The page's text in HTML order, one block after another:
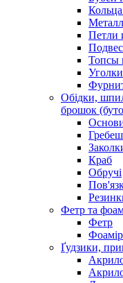
Петли
Топсы
Обідки,
брошок
Краб
Обручі
Фетр та
Фетр
Ґудзики,